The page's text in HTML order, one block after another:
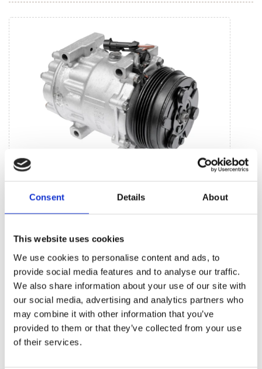
Consent Details About
This website uses cookies
We use cookies to personalise content and ads, to
provide social media features and to analyse our traffic.
We also share information about your use of our site with
our social media, advertising and analytics partners who
may combine it with other information that you’ve
provided to them or that they’ve collected from your use
of their services.
Jednostki systemu klimatycznego (25)
BESTSELLERY CZĘŚCI ZAMIENNYCH TEJ
MARKI SKODA KAROQ